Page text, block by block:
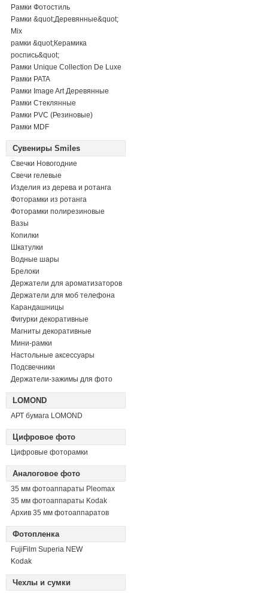
Рамки Фотостиль
Рамки &quot;Деревянные&quot;
Mix
рамки &quot;Керамика
роспись&quot;
Рамки Unique Collection De Luxe
Рамки PATA
Рамки Image Art Деревянные
Рамки Стеклянные
Рамки PVC (Резиновые)
Рамки MDF
Сувениры Smiles
Свечки Новогодние
Свечи гелевые
Изделия из дерева и ротанга
Фоторамки из ротанга
Фоторамки полирезиновые
Вазы
Копилки
Шкатулки
Водные шары
Брелоки
Держатели для ароматизаторов
Держатели для моб телефона
Карандашницы
Фигурки декоративные
Магниты декоративные
Мини-рамки
Настольные аксессуары
Подсвечники
Держатели-зажимы для фото
LOMOND
АРТ бумага LOMOND
Цифровое фото
Цифровые фоторамки
Аналоговое фото
35 мм фотоаппараты Pleomax
35 мм фотоаппараты Kodak
Архив 35 мм фотоаппаратов
Фотопленка
FujiFilm Superia NEW
Kodak
Чехлы и сумки